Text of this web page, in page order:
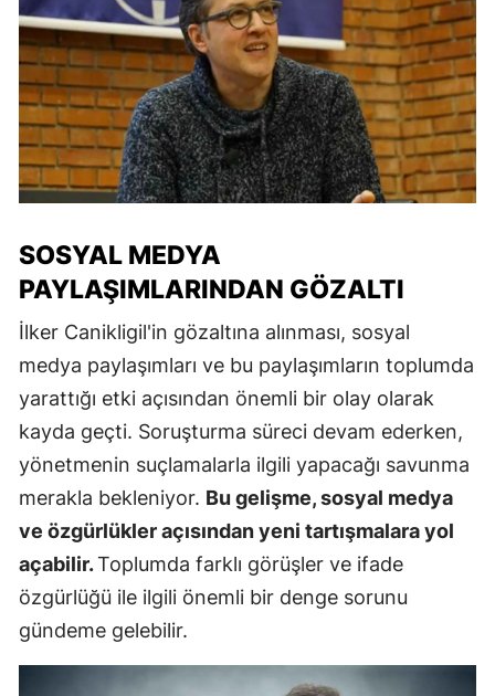
SOSYAL MEDYA
PAYLAŞIMLARINDAN GÖZALTI
İlker Canikligil'in gözaltına alınması, sosyal
medya paylaşımları ve bu paylaşımların toplumda
yarattığı etki açısından önemli bir olay olarak
kayda geçti. Soruşturma süreci devam ederken,
yönetmenin suçlamalarla ilgili yapacağı savunma
merakla bekleniyor. Bu gelişme, sosyal medya
ve özgürlükler açısından yeni tartışmalara yol
açabilir.Toplumda farklı görüşler ve ifade
özgürlüğü ile ilgili önemli bir denge sorunu
gündeme gelebilir.